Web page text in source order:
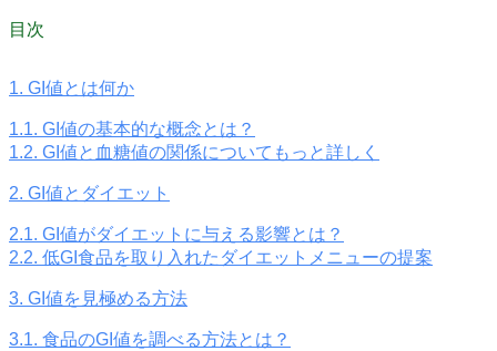
目次
1. GI値とは何か
1.1. GI値の基本的な概念とは？
1.2. GI値と血糖値の関係についてもっと詳しく
2. GI値とダイエット
2.1. GI値がダイエットに与える影響とは？
2.2. 低GI食品を取り入れたダイエットメニューの提案
3. GI値を見極める方法
3.1. 食品のGI値を調べる方法とは？